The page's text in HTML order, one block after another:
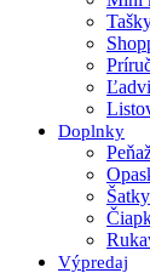
Doplnky
Šatky
Výpredaj